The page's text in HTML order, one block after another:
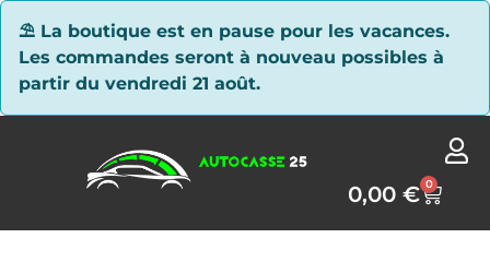
⛱ La boutique est en pause pour les vacances.
Les commandes seront à nouveau possibles à
partir du vendredi 21 août.
0,00€ 0
Panneau de gestion des cookies